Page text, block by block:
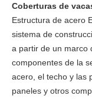
Coberturas de
Estructura de acero
sistema de
a partir de un marco
componentes de la
acero, el techo y las
paneles y otros